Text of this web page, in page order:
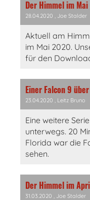
Der Himmel im
28.04.2020 , Joe Stalder
Aktuell am
im Mai 2020.
für den
Einer Falcon 9
23.04.2020 , Leitz Bruno
Eine weitere
unterwegs. 20
Florida war die
sehen.
Der Himmel im
31.03.2020 , Joe Stalder